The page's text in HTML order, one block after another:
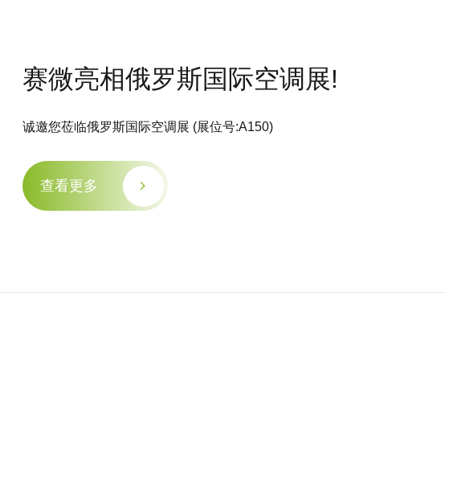
赛微亮相俄罗斯国际空调展!
诚邀您莅临俄罗斯国际空调展 (展位号:A150)
查看更多